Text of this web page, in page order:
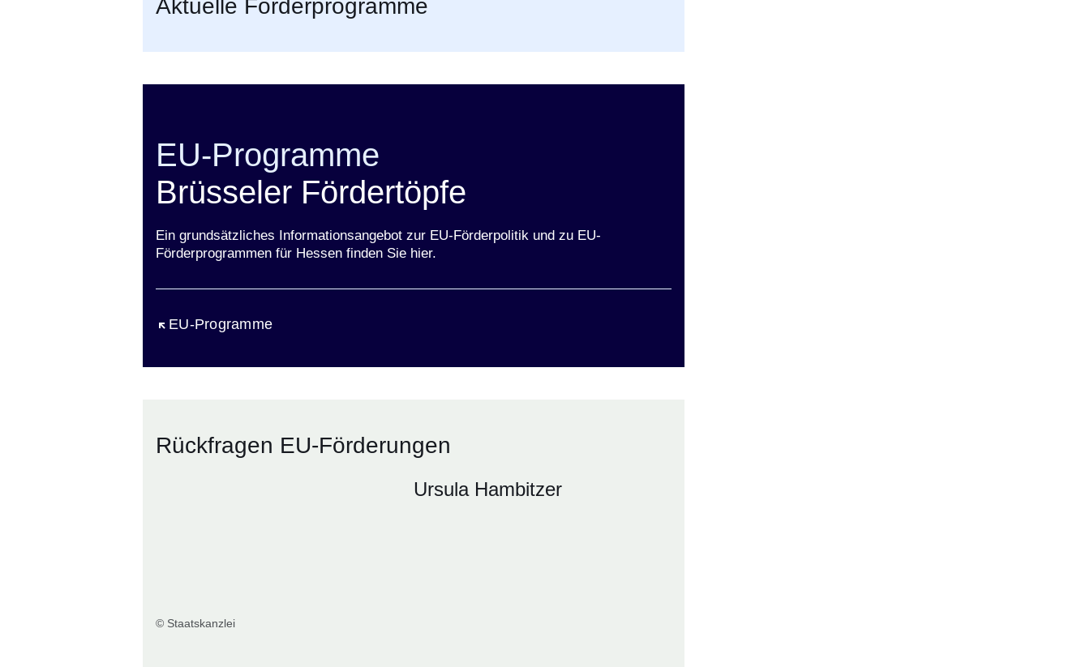
Aktuelle Förderprogramme
EU-Programme
Brüsseler Fördertöpfe
Ein grundsätzliches Informationsangebot zur EU-Förderpolitik und zu EU-
Förderprogrammen für Hessen finden Sie hier.
EU-Programme
Öffnet sich in einem neuen Fenster
Rückfragen EU-Förderungen
© Staatskanzlei
Ursula Hambitzer